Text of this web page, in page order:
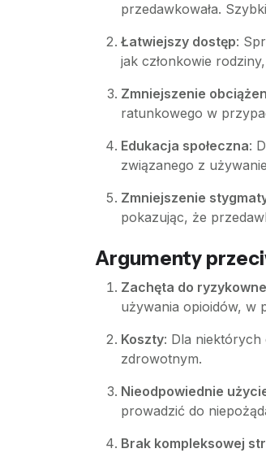
przedawkowała.
Łatwiejszy dostęp:
jak członkowie
Zmniejszenie
ratunkowego w
Edukacja społeczna:
związanego z
Zmniejszenie
pokazując, że
Argumenty
Zachęta do
używania opioidów, w
Koszty: Dla niektórych
zdrowotnym.
Nieodpowiednie
prowadzić do
Brak kompleksowej